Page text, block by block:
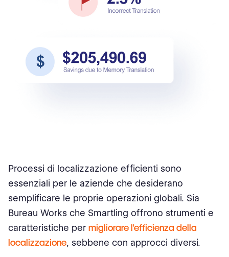
Processi di localizzazione efficienti sono
essenziali per le aziende che desiderano
semplificare le proprie operazioni globali. Sia
Bureau Works che Smartling offrono strumenti e
caratteristiche per migliorare l'efficienza della
localizzazione, sebbene con approcci diversi.